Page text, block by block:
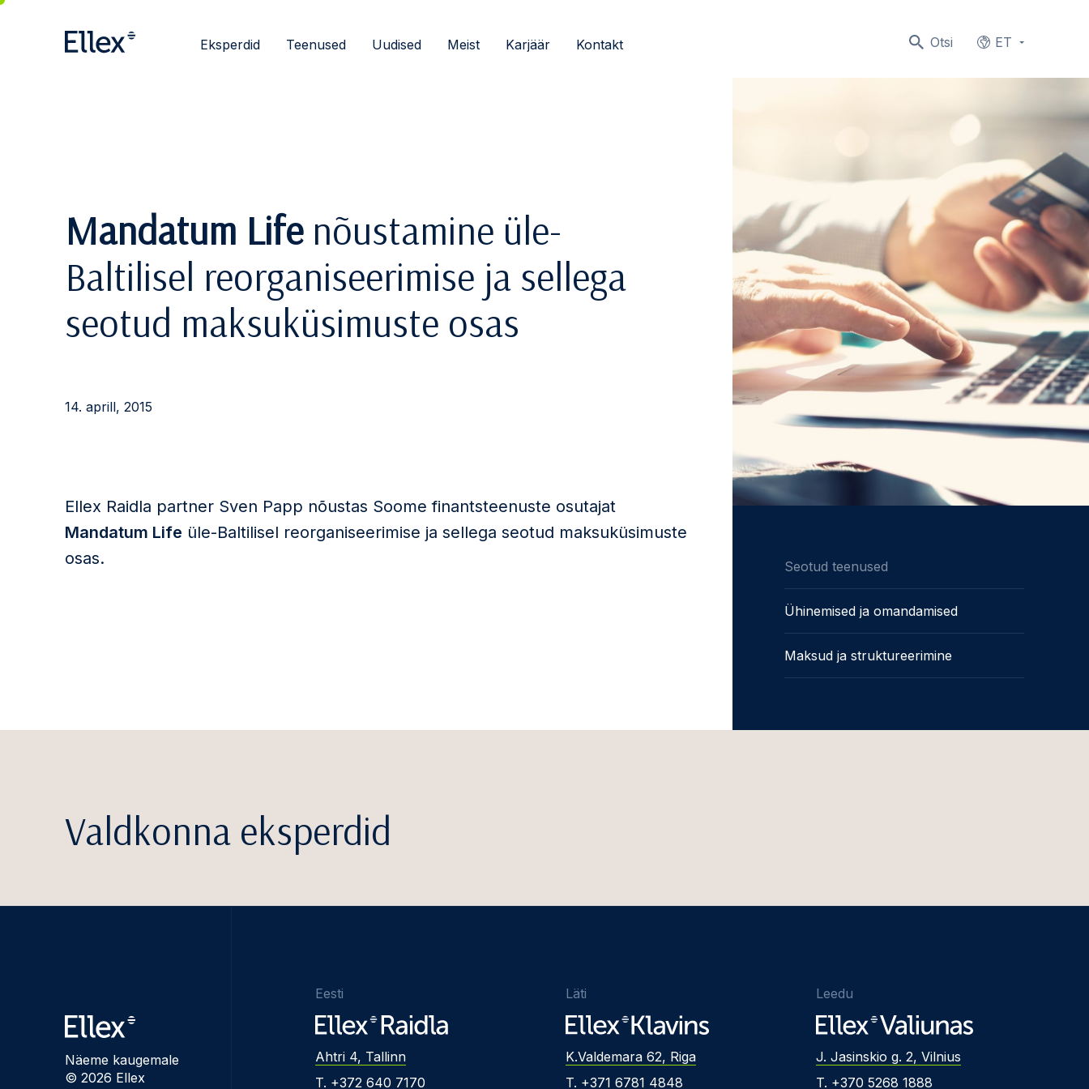
Otsi ET
Eksperdid Teenused Uudised Meist Karjäär Kontakt
Mandatum Lifenõustamine üle-
Baltilisel reorganiseerimise ja sellega
seotud maksuküsimuste osas
14. aprill, 2015
Ellex Raidla partner Sven Papp nõustas Soome finantsteenuste osutajat
Mandatum Life üle-Baltilisel reorganiseerimise ja sellega seotud maksuküsimuste
osas.
Seotud teenused
Ühinemised ja omandamised
Maksud ja struktureerimine
Valdkonna eksperdid
Näeme kaugemale
© 2026 Ellex
Eesti
Ahtri 4, Tallinn
T. +372 640 7170
Läti
K.Valdemara 62, Riga
T. +371 6781 4848
Leedu
J. Jasinskio g. 2, Vilnius
T. +370 5268 1888